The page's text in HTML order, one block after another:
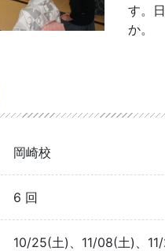
す。
か。
岡崎校
6 回
10/25(土)、11/08(土)、